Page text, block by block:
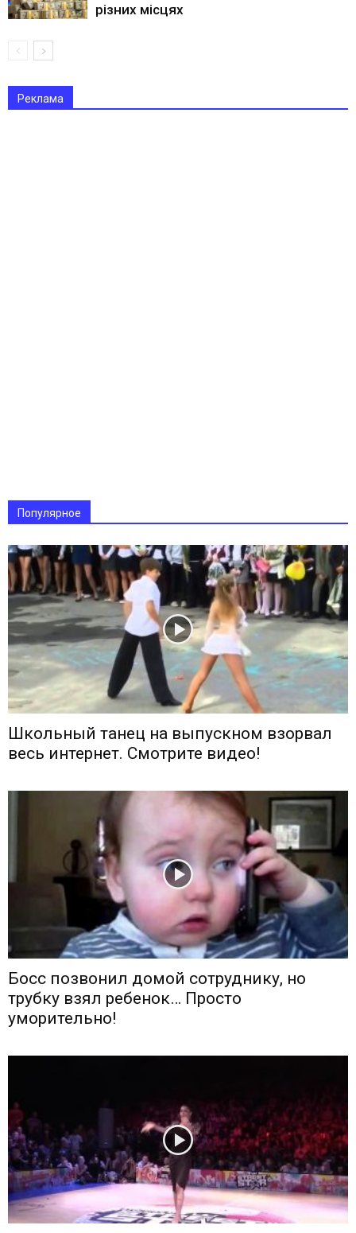
різних місцях
Реклама
Популярное
Школьный танец на выпускном взорвал
весь интернет. Смотрите видео!
Босс позвонил домой сотруднику, но
трубку взял ребенок… Просто
уморительно!